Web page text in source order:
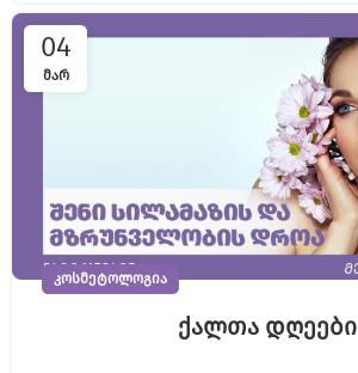
04
ᲛᲐᲠ
ᲙᲝᲡᲛᲔᲢᲝᲚᲝᲒᲘᲐ
ქალთა დღეები